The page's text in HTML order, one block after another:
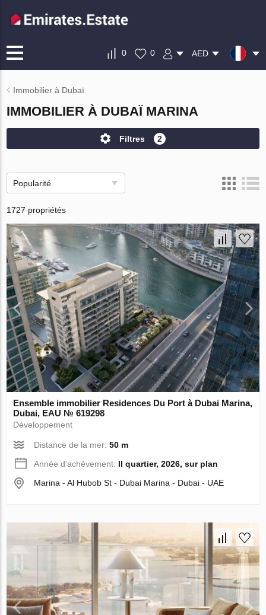
0 0 AED
Immobilier à Dubaï
IMMOBILIER À DUBAÏ MARINA
Filtres 2
Popularité
1727 propriétés
Ensemble immobilier Residences Du Port à Dubai Marina,
Dubai, EAU № 619298
Développement
Distance de la mer:50 m
Année d'achèvement: II quartier, 2026, sur plan
Marina - Al Hubob St - Dubai Marina - Dubai - UAE